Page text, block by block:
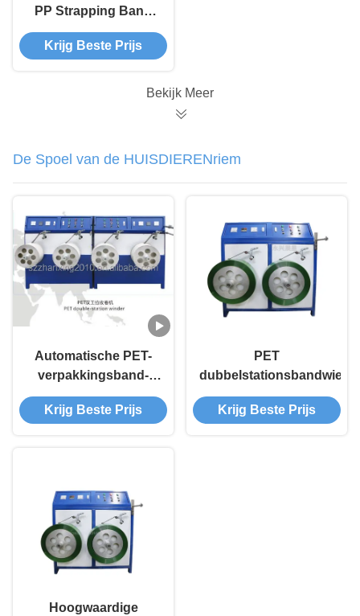
PP Strapping Band
Winding Machine
Krijg Beste Prijs
Bekijk Meer
De Spoel van de HUISDIERENriem
Automatische PET-
verpakkingsband-
opvouwmachine
Krijg Beste Prijs
PET
Krijg Beste Prijs
Hoogwaardige